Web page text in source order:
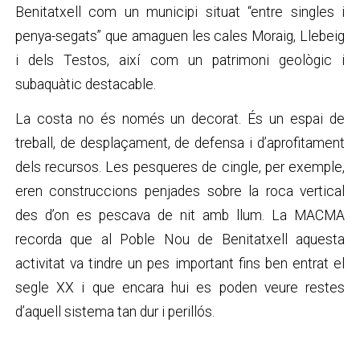
Benitatxell com un municipi situat “entre singles i
penya-segats” que amaguen les cales Moraig, Llebeig
i dels Testos, així com un patrimoni geològic i
subaquàtic destacable.
La costa no és només un decorat. És un espai de
treball, de desplaçament, de defensa i d’aprofitament
dels recursos. Les pesqueres de cingle, per exemple,
eren construccions penjades sobre la roca vertical
des d’on es pescava de nit amb llum. La MACMA
recorda que al Poble Nou de Benitatxell aquesta
activitat va tindre un pes important fins ben entrat el
segle XX i que encara hui es poden veure restes
d’aquell sistema tan dur i perillós.